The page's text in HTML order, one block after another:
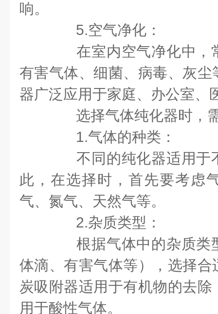
响。
5.空气净化：
在室内空气净化中，
有害气体、细菌、病毒、灰
器广泛应用于家庭、办公室、
选择气体纯化器时，
1.气体的种类：
不同的纯化器适用于
此，在选择时，首先要考虑
气、氮气、天然气等。
2.杂质类型：
根据气体中的杂质类
体滴、有害气体等），选择
炭吸附器适用于有机物的去
用于酸性气体。